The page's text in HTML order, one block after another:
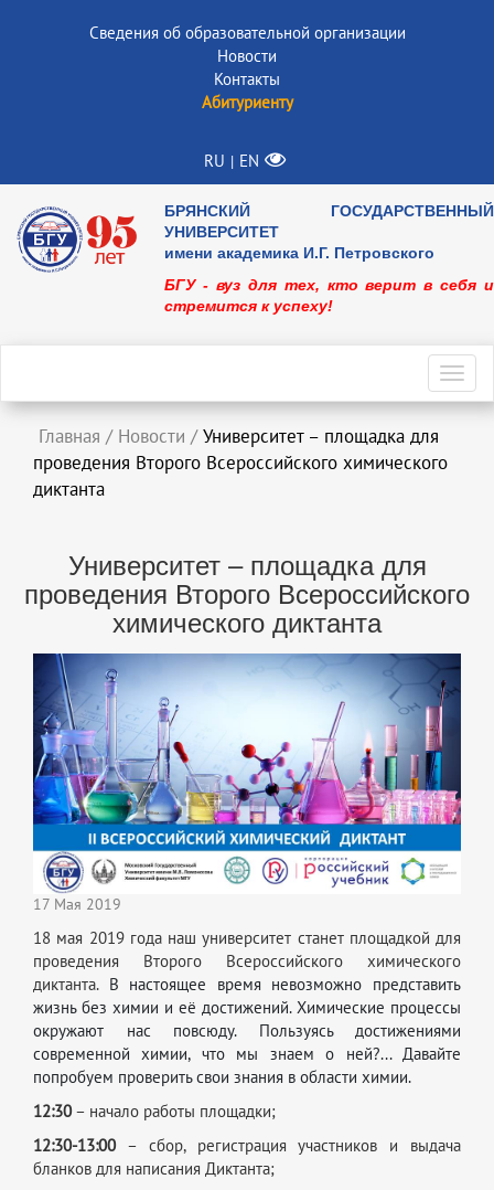
Сведения об образовательной организации
Новости
Контакты
Абитуриенту
RU | EN
БРЯНСКИЙ ГОСУДАРСТВЕННЫЙ
УНИВЕРСИТЕТ
имени академика И.Г. Петровского
БГУ - вуз для тех, кто верит в себя и
стремится к успеху!
Главная / Новости / Университет – площадка для
проведения Второго Всероссийского химического
диктанта
Университет – площадка для
проведения Второго Всероссийского
химического диктанта
17 Мая 2019
18 мая 2019 года наш университет станет площадкой для
проведения Второго Всероссийского химического
диктанта. В настоящее время невозможно представить
жизнь без химии и её достижений. Химические процессы
окружают нас повсюду.
Пользуясь достижениями
современной химии, что мы знаем о ней?... Давайте
попробуем проверить свои знания в области химии.
12:30– начало работы площадки;
12:30-13:00– сбор, регистрация участников и выдача
бланков для написания Диктанта;